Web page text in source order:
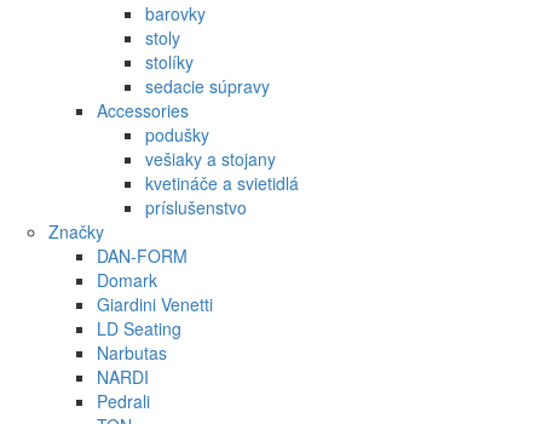
barovky
stoly
stolíky
sedacie súpravy
Accessories
podušky
vešiaky a stojany
kvetináče a svietidlá
príslušenstvo
Značky
DAN-FORM
Domark
Giardini Venetti
LD Seating
Narbutas
NARDI
Pedrali